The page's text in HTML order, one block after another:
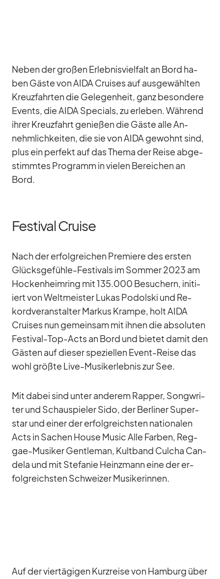
Ne­ben der gro­ßen Er­leb­nis­viel­falt an Bord ha­
ben Gäste von AIDA Crui­ses auf aus­ge­wähl­ten
Kreuz­fahr­ten die Ge­le­gen­heit, ganz be­son­dere
Events, die AIDA Spe­cials, zu er­le­ben. Wäh­rend
ih­rer Kreuz­fahrt ge­nie­ßen die Gäste alle An­
nehm­lich­kei­ten, die sie von AIDA ge­wohnt sind,
plus ein per­fekt auf das Thema der Reise ab­ge­
stimm­tes Pro­gramm in vie­len Be­rei­chen an
Bord.
Festival Cruise
Nach der er­folg­rei­chen Pre­miere des ers­ten
Glücks­ge­fühle-Fes­ti­vals im Som­mer 2023 am
Ho­cken­heim­ring mit 135.000 Be­su­chern, in­iti­
iert von Welt­meis­ter Lu­kas Po­dol­ski und Re­
kord­ver­an­stal­ter Mar­kus Krampe, holt AIDA
Crui­ses nun ge­mein­sam mit ih­nen die ab­so­lu­ten
Fes­ti­val-Top-Acts an Bord und bie­tet da­mit den
Gäs­ten auf die­ser spe­zi­el­len Event-Reise das
wohl größte Live-Mu­sik­erleb­nis zur See.
Mit da­bei sind un­ter an­de­rem Rap­per, Song­wri­
ter und Schau­spie­ler Sido, der Ber­li­ner Su­per­
star und ei­ner der er­folg­reichs­ten na­tio­na­len
Acts in Sa­chen House Mu­sic Alle Far­ben, Reg­
gae-Mu­si­ker Gen­tle­man, Kult­band Cul­cha Can­
dela und mit Ste­fa­nie Heinz­mann eine der er­
folg­reichs­ten Schwei­zer Mu­si­ke­rin­nen.
Auf der vier­tä­gi­gen Kurz­reise von Ham­burg über